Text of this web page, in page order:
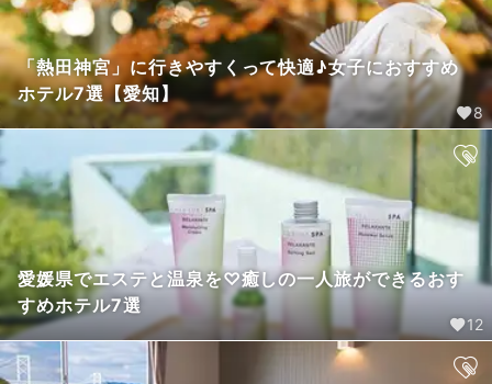
「熱田神宮」に行きやすくって快適♪女子におすすめ
ホテル7選【愛知】
8
愛媛県でエステと温泉を♡癒しの一人旅ができるおす
すめホテル7選
12